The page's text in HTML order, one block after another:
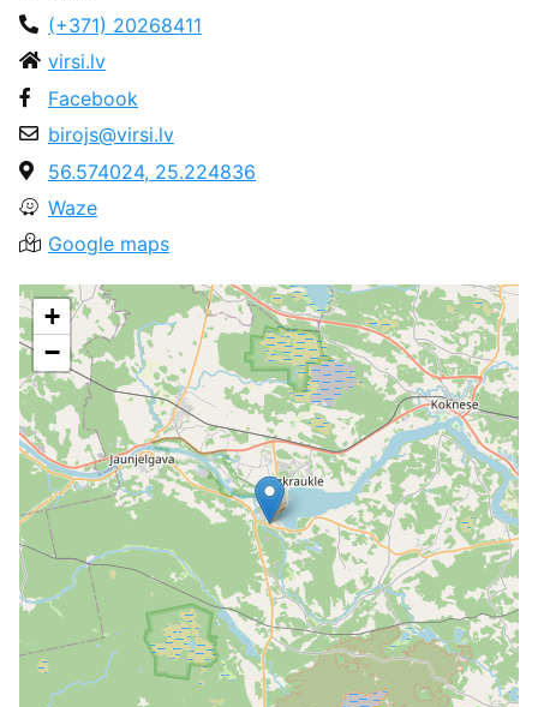
(+371) 20268411
virsi.lv
Facebook
birojs@virsi.lv
56.574024, 25.224836
Waze
Google maps
+
−